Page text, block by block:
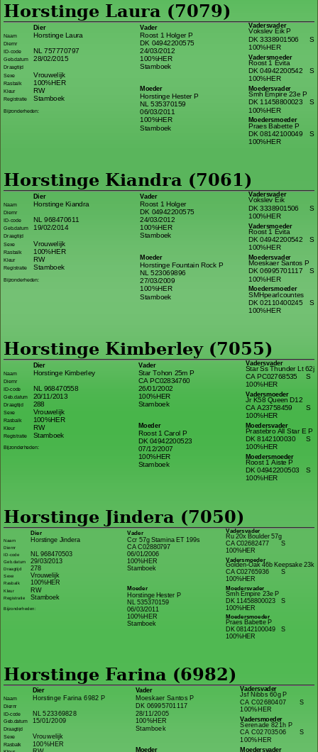
Horstinge Laura (7079)
Naam
Diernr
ID-code
Geb.datum
Draagtijd
Sexe
Rasbalk
Kleur
Registratie
Bijzonderheden:
Horstinge Laura
28/02/2015
Vrouwelijk
RW
100%HER
Stamboek
Dier Vader
24/03/2012
Stamboek
Vadersvader
Vadersmoeder
Moedersvader
Moedersmoeder
Praes Babette P
DK 08142100049
DK 04942200575
Roost 1 Holger P
Moeder
Horstinge Hester P
NL 535370159
06/03/2011
100%HER
Stamboek
NL 757770797
100%HER
100%HER
100%HER
Vokslev Eik P
Roost 1 Evita
Smh Empire 23e P
100%HER
100%HER
DK 11458800023
DK 3338901506
DK 04942200542
S
S
S
S
Horstinge Kiandra (7061)
Naam
Diernr
ID-code
Geb.datum
Draagtijd
Sexe
Rasbalk
Kleur
Registratie
Bijzonderheden:
Horstinge Kiandra
19/02/2014
Vrouwelijk
RW
100%HER
Stamboek
Dier Vader
24/03/2012
Stamboek
Vadersvader
Vadersmoeder
Moedersvader
Moedersmoeder
SMHpearlcountes
DK 02110400245
DK 04942200575
Roost 1 Holger
Moeder
Horstinge Fountain Rock P
NL 523069896
27/03/2009
100%HER
Stamboek
NL 968470611
100%HER
100%HER
100%HER
Vokslev Eik
Roost 1 Evita
Moeskaer Santos P
100%HER
100%HER
DK 06995701117
DK 3338901506
DK 04942200542
S
S
S
S
Horstinge Kimberley (7055)
Naam
Diernr
ID-code
Geb.datum
Draagtijd
Sexe
Rasbalk
Kleur
Registratie
Bijzonderheden:
Horstinge Kimberley
20/11/2013
288
Vrouwelijk
RW
100%HER
Stamboek
Dier Vader
26/01/2002
Stamboek
Vadersvader
Vadersmoeder
Moedersvader
Moedersmoeder
Roost 1 Aiste P
DK 04942200503
CA PC02834760
Star Tohon 25m P
Moeder
Roost 1 Carol P
DK 04942200523
07/12/2007
100%HER
Stamboek
NL 968470558
100%HER
100%HER
100%HER
Star Ss Thunder Lt 62j
Jr K58 Queen D12
Prastebro All Star E P
100%HER
100%HER
DK 8142100030
CA PC02768535
CA A23758459
S
S
S
S
Horstinge Jindera (7050)
Naam
Diernr
ID-code
Geb.datum
Draagtijd
Sexe
Rasbalk
Kleur
Registratie
Bijzonderheden:
Horstinge Jindera
29/03/2013
278
Vrouwelijk
RW
100%HER
Stamboek
Dier Vader
06/01/2006
Stamboek
Vadersvader
Vadersmoeder
Moedersvader
Moedersmoeder
Praes Babette P
DK 08142100049
CA C02880797
Ccr 57g Stamina ET 199s
Moeder
Horstinge Hester P
NL 535370159
06/03/2011
100%HER
Stamboek
NL 968470503
100%HER
100%HER
100%HER
Ru 20x Boulder 57g
Golden-Oak 46b Keepsake 23k
Smh Empire 23e P
100%HER
100%HER
DK 11458800023
CA C02682477
CA C02765936
S
S
S
S
Horstinge Farina (6982)
Naam
Diernr
ID-code
Geb.datum
Draagtijd
Sexe
Rasbalk
Horstinge Farina 6982 P
15/01/2009
Vrouwelijk
100%HER
Dier Vader
28/11/2005
Stamboek
Vadersvader
Vadersmoeder
Moedersvader
DK 06995701117
Moeskaer Santos P
Moeder
NL 523369828
100%HER
100%HER
Jsf Nibbs 60g P
Serenade 821h P
100%HER
CA C02680407
CA C02703506
S
S